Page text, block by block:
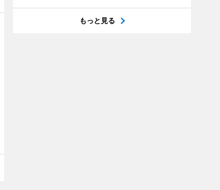
もっと見る